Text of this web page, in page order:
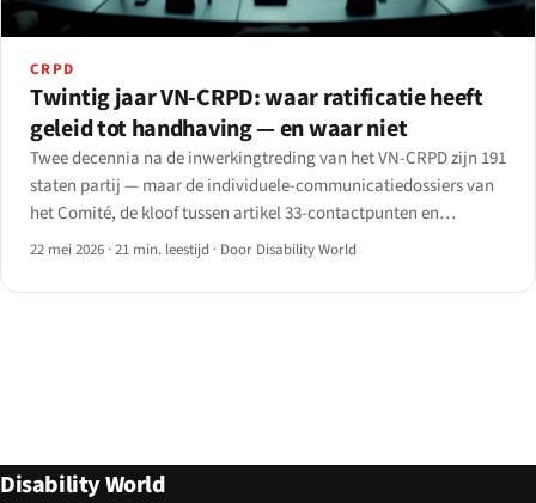
CRPD
Twintig jaar VN-CRPD: waar ratificatie heeft
geleid tot handhaving — en waar niet
Twee decennia na de inwerkingtreding van het VN-CRPD zijn 191
staten partij — maar de individuele-communicatiedossiers van
het Comité, de kloof tussen artikel 33-contactpunten en
begrotingslijnen, en het lappendeken van facultatief
22 mei 2026 ·21 min. leestijd · Door Disability World
Disability World